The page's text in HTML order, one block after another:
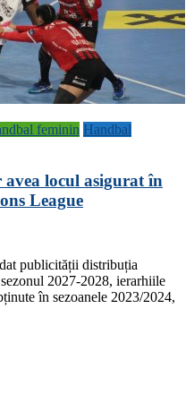
feminin Handbal
locul asigurat în
League
publicității distribuția
2027-2028, ierarhiile
în sezoanele 2023/2024,